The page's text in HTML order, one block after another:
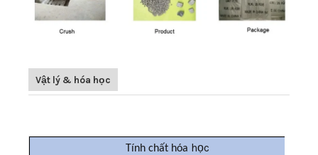
Vật lý & hóa học
Tính chất hóa học